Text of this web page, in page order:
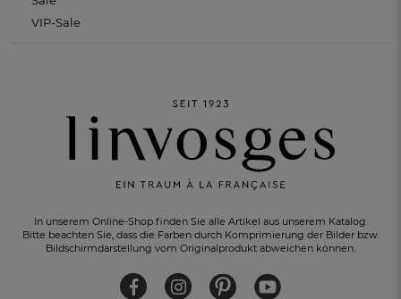
In unserem Online-Shop finden Sie alle Artikel aus unserem Katalog.
Bitte beachten Sie, dass die Farben durch Komprimierung der Bilder bzw.
Bildschirmdarstellung vom Originalprodukt abweichen können.
VIP-Sale